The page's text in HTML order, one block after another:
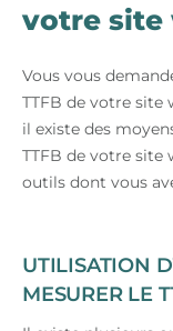
votre site
Vous vous
TTFB de votre site
il existe des
TTFB de votre site
outils dont vous
UTILISATION
MESURER LE